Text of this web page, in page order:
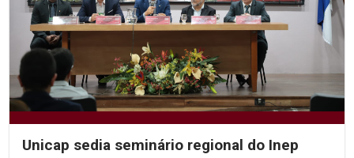
Unicap sedia seminário regional do Inep